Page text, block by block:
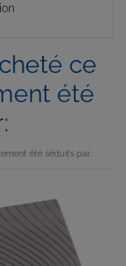
ce
été
été séduits par: